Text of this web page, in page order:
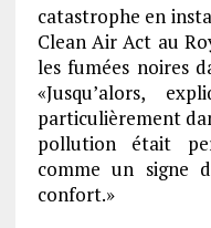
catastrophe en
Clean Air Act au
les fumées noires
«Jusqu’alors,
particulièrement
pollution était
comme un signe
confort.»